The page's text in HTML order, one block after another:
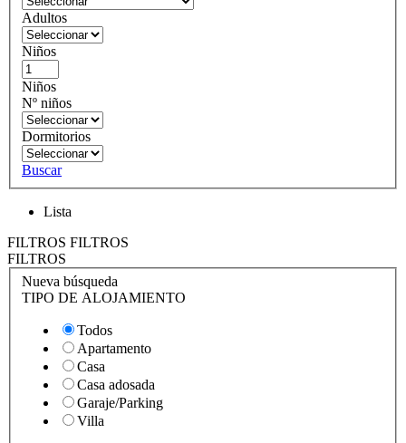
Adultos
Niños
Niños
Nº niños
Dormitorios
Buscar
Lista
FILTROS FILTROS
FILTROS
Nueva búsqueda
TIPO DE ALOJAMIENTO
Todos
Apartamento
Casa
Casa adosada
Garaje/Parking
Villa